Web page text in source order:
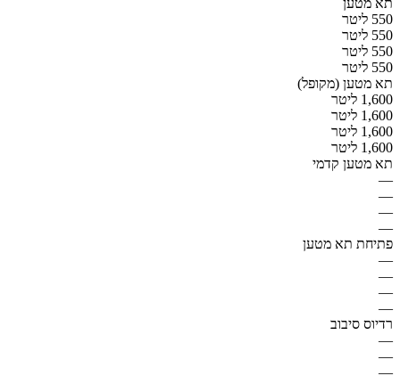
550 ליטר
550 ליטר
550 ליטר
550 ליטר
תא מטען (מקופל)
1,600 ליטר
1,600 ליטר
1,600 ליטר
1,600 ליטר
תא מטען קדמי
—
—
—
—
פתיחת תא מטען
—
—
—
—
רדיוס סיבוב
—
—
—